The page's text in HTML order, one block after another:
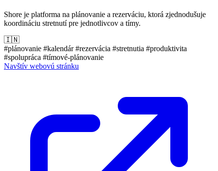
Shore je platforma na plánovanie a rezerváciu, ktorá zjednodušuje
koordináciu stretnutí pre jednotlivcov a tímy.
🇮🇳
#plánovanie #kalendár#rezervácia #stretnutia #produktivita
#spolupráca #tímové-plánovanie
Navštív webovú stránku